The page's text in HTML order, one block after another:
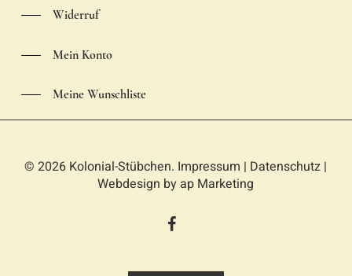
Widerruf
Mein Konto
Meine Wunschliste
© 2026 Kolonial-Stübchen. Impressum | Datenschutz |
Webdesign by ap Marketing
facebook